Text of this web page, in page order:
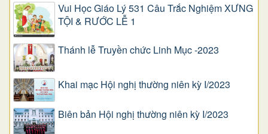
Vui Học Giáo Lý 531 Câu Trắc Nghiệm XƯNG
TỘI & RƯỚC LỄ 1
Thánh lễ Truyền chức Linh Mục -2023
Khai mạc Hội nghị thường niên kỳ I/2023
Biên bản Hội nghị thường niên kỳ I/2023